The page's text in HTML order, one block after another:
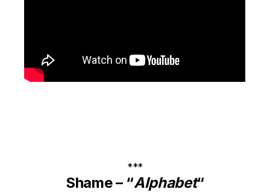
***
Shame – “Alphabet“